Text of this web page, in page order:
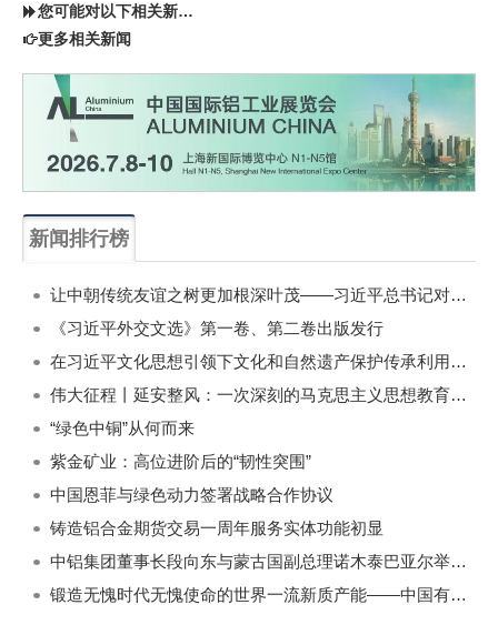
您可能对以下相关新闻同样感兴趣
更多相关新闻
新闻排行榜
让中朝传统友谊之树更加根深叶茂——习近平总书记对朝鲜进行国事访问纪实
《习近平外交文选》第一卷、第二卷出版发行
在习近平文化思想引领下文化和自然遗产保护传承利用工作开创新局面
伟大征程丨延安整风：一次深刻的马克思主义思想教育运动
“绿色中铜”从何而来
紫金矿业：高位进阶后的“韧性突围”
中国恩菲与绿色动力签署战略合作协议
铸造铝合金期货交易一周年服务实体功能初显
中铝集团董事长段向东与蒙古国副总理诺木泰巴亚尔举行会谈
锻造无愧时代无愧使命的世界一流新质产能——中国有色金属工业的战略应对与破局之道（二）